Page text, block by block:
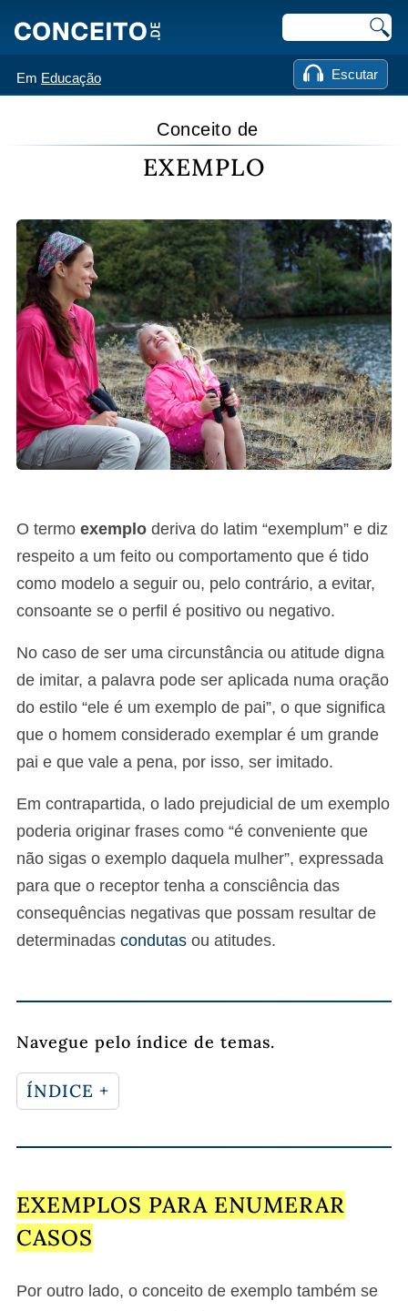
Em Educação Escutar
Conceito de
EXEMPLO
O termo exemplo deriva do latim “exemplum” e diz
respeito a um feito ou comportamento que é tido
como modelo a seguir ou, pelo contrário, a evitar,
consoante se o perfil é positivo ou negativo.
No caso de ser uma circunstância ou atitude digna
de imitar, a palavra pode ser aplicada numa oração
do estilo “ele é um exemplo de pai”, o que significa
que o homem considerado exemplar é um grande
pai e que vale a pena, por isso, ser imitado.
Em contrapartida, o lado prejudicial de um exemplo
poderia originar frases como “é conveniente que
não sigas o exemplo daquela mulher”, expressada
para que o receptor tenha a consciência das
consequências negativas que possam resultar de
determinadas condutas ou atitudes.
Navegue pelo índice de temas.
ÍNDICE +
EXEMPLOS PARA ENUMERAR
CASOS
Por outro lado, o conceito de exemplo também se